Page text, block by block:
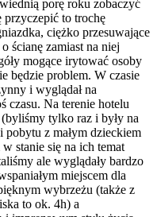
porę roku zobaczyć
przyczepić to trochę
ciężko przesuwające
ścianę zamiast na niej
mogące irytować osoby
będzie problem. W czasie
i wyglądał na
czasu. Na terenie hotelu
tylko raz i były na
z małym dzieckiem
stanie się na ich temat
ale wyglądały bardzo
miejscem dla
wybrzeżu (także z
to ok. 4h) a